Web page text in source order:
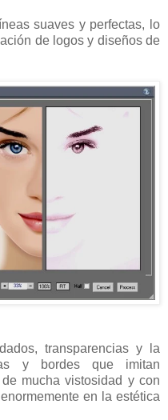
suaves y perfectas, lo
de logos y diseños de
transparencias y la
y bordes que imitan
mucha vistosidad y con
en la estética